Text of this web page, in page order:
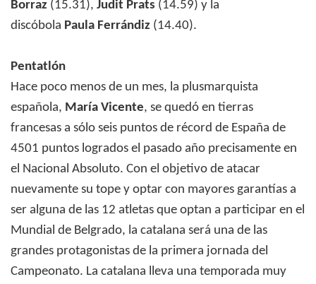
Borraz (15.31), Judit Prats (14.59) y la
discóbola Paula Ferrándiz (14.40).
Pentatlón
Hace poco menos de un mes, la plusmarquista
española, María Vicente, se quedó en tierras
francesas a sólo seis puntos de récord de España de
4501 puntos logrados el pasado año precisamente en
el Nacional Absoluto. Con el objetivo de atacar
nuevamente su tope y optar con mayores garantías a
ser alguna de las 12 atletas que optan a participar en el
Mundial de Belgrado, la catalana será una de las
grandes protagonistas de la primera jornada del
Campeonato. La catalana lleva una temporada muy